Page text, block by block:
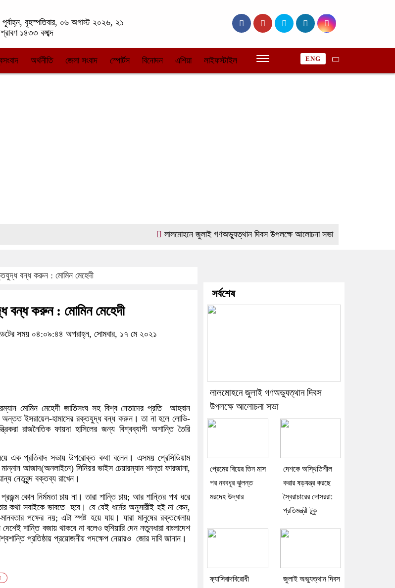
বৃহস্পতিবার, ০৬ অগাস্ট ২০২৬, ২১
শ্রাবণ ১৪৩৩ বঙ্গাব্দ
অর্থনীতি জেলা সংবাদ স্পোর্টস বিনোদন এশিয়া লাইফস্টাইল ENG
লালমোহনে জুলাই গণঅভ্যুত্থান দিবস উপলক্ষে আলোচনা সভা প্রেমের বিয়ের তিন
বন্ধ করুন : মোমিন মেহেদী
বন্ধ করুন : মোমিন মেহেদী
সময় ০৪:০৯:৪৪ অপরাহ্ন, সোমবার, ১৭ মে ২০২১
মোমিন মেহেদী জাতিসংঘ সহ বিশ্ব নেতাদের প্রতি আহবান
অন্তত ইসরায়েল-হামাসের রক্তযুদ্ধ বন্ধ করুন। তা না হলে লোভি-
রাজনৈতিক ফায়দা হাসিলের জন্য বিশ্বব্যাপী অশান্তি তৈরি
এক প্রতিবাদ সভায় উপরোক্ত কথা বলেন। এসময় প্রেসিডিয়াম
আজাদ(অনলাইনে) সিনিয়র ভাইস চেয়ারম্যান শান্তা ফারজানা,
নেতৃবৃন্দ বক্তব্য রাখেন।
কোন নির্মমতা চায় না। তারা শান্তি চায়; আর শান্তির পথ ধরে
কথা সবাইকে ভাবতে হবে। যে যেই ধর্মের অনুসারীই হই না কেন,
পক্ষের নয়; এটা স্পষ্ট হয়ে যায়। যারা মানুষের রক্তখেলায়
শান্তি বজায় থাকবে না বলেও হুশিয়ারি দেন নতুনধারা বাংলাদেশ
প্রতিষ্ঠায় প্রয়োজনীয় পদক্ষেপ নেয়ারও জোর দাবি জানান।
সর্বশেষ
লালমোহনে জুলাই গণঅভ্যুত্থান দিবস
উপলক্ষে আলোচনা সভা
প্রেমের বিয়ের তিন মাস
পর নববধূর ঝুলন্ত
মরদেহ উদ্ধার
দেশকে অস্থিতিশীল
করার ষড়যন্ত্র করছে
স্বৈরাচারের দোসররা:
প্রতিমন্ত্রী টুকু
ফ্যাসিবাদবিরোধী
জুলাই অভ্যুত্থান দিবস